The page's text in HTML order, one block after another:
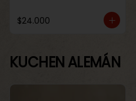
$24.000
KUCHEN ALEMÁN